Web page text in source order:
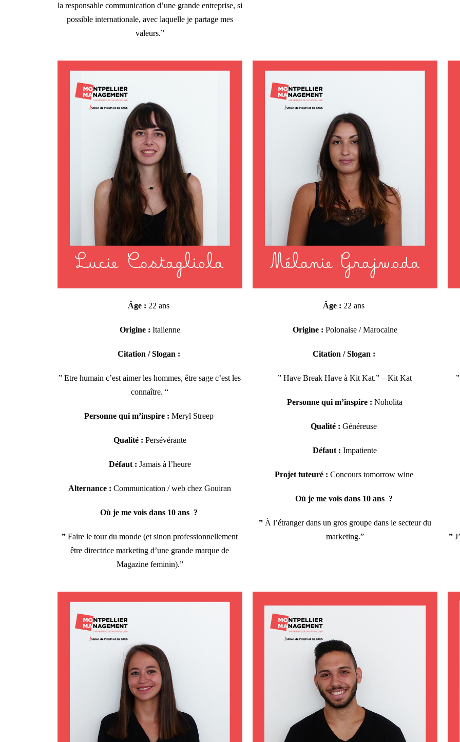
la responsable communication d’une grande entreprise, si
possible internationale, avec laquelle je partage mes
valeurs.”
Âge : 22 ans
Origine : Italienne
Citation / Slogan :
”Etre humain c’est aimer les hommes, être sage c’est les
connaître. “
Personne qui m’inspire : Meryl Streep
Qualité : Persévérante
Défaut : Jamais à l’heure
Alternance : Communication / web chez Gouiran
Où je me vois dans 10 ans ?
”Faire le tour du monde (et sinon professionnellement
être directrice marketing d’une grande marque de
Magazine feminin).”
Âge : 22 ans
Origine : Polonaise / Marocaine
Citation / Slogan :
” Have Break Have à Kit Kat.” – Kit Kat
Personne qui m’inspire : Noholita
Qualité : Généreuse
Défaut : Impatiente
Projet tuteuré: Concours tomorrow wine
Où je me vois dans 10 ans ?
” À l’étranger dans un gros groupe dans le secteur du
marketing.”
”